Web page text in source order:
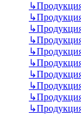
↳
↳
↳
↳
↳
↳
↳
↳
↳
↳